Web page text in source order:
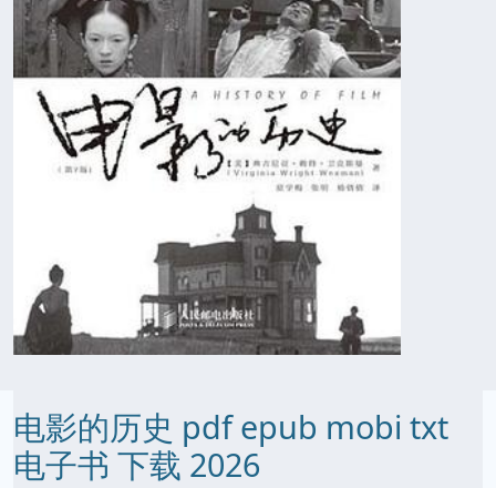
电影的历史 pdf epub mobi txt
电子书 下载 2026